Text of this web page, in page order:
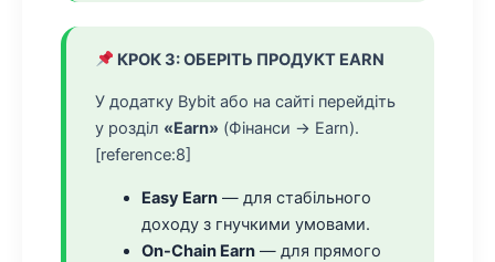
КРОК 3: ОБЕРІТЬ ПРОДУКТ EARN
У додатку Bybit або на сайті перейдіть
у розділ «Earn» (Фінанси → Earn).
[reference:8]
Easy Earn — для стабільного
доходу з гнучкими умовами.
On-Chain Earn — для прямого